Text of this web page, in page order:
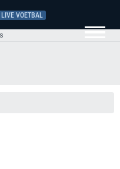
LIVE VOETBAL